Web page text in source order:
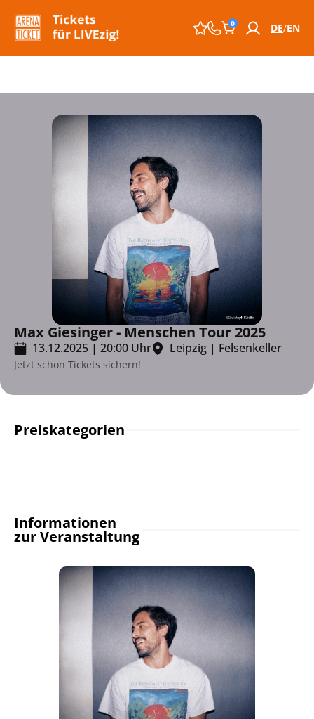
0 DE EN
Max Giesinger - Menschen Tour 2025
13.12.2025 | 20:00 Uhr Leipzig | Felsenkeller
Jetzt schon Tickets sichern!
Preiskategorien
Informationen
zur Veranstaltung